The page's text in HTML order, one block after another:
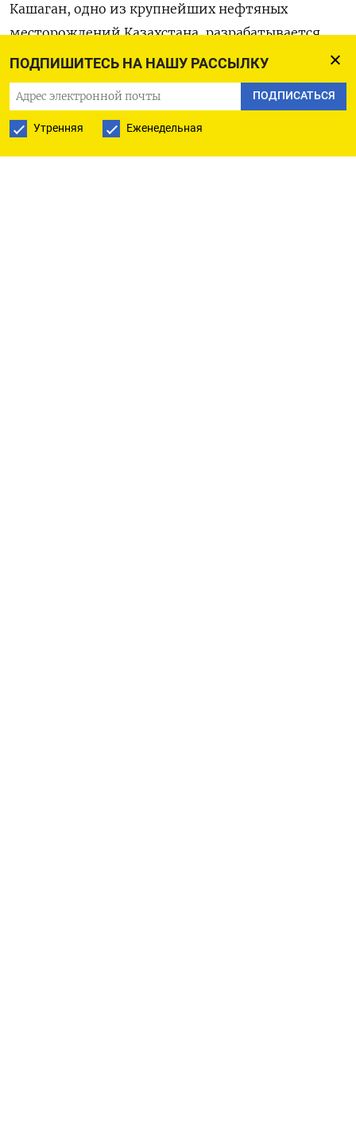
ПОДПИШИТЕСЬ НА НАШУ РАССЫЛКУ
ПОДПИСАТЬСЯ
Утренняя Еженедельная
Кашаган, одно из крупнейших нефтяных
месторождений Казахстана, разрабатывается
консорциумом North Caspian Operating Company
(NCOC), в который входят Shell, Eni, TotalEnergies
и Exxon Mobil.